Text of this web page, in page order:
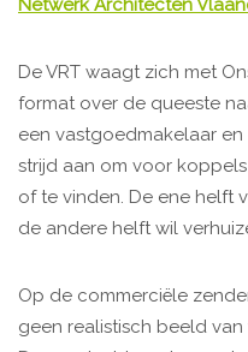
Netwerk Architecten
De VRT waagt zich met
format over de queeste
een vastgoedmakelaar
strijd aan om voor
of te vinden. De ene helft
de andere helft wil
Op de commerciële
geen realistisch beeld